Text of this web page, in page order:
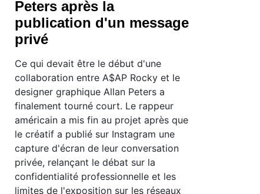
Peters après la
publication d'un message
privé
Ce qui devait être le début d'une
collaboration entre A$AP Rocky et le
designer graphique Allan Peters a
finalement tourné court. Le rappeur
américain a mis fin au projet après que
le créatif a publié sur Instagram une
capture d'écran de leur conversation
privée, relançant le débat sur la
confidentialité professionnelle et les
limites de l'exposition sur les réseaux